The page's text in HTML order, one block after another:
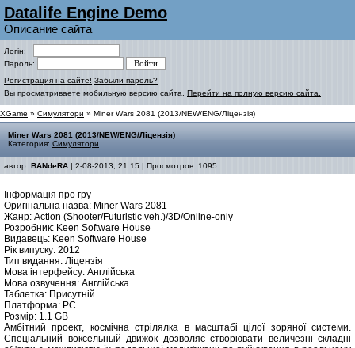
Datalife Engine Demo
Описание сайта
Логін:
Пароль:
Регистрация на сайте! Забыли пароль?
Вы просматриваете мобильную версию сайта. Перейти на полную версию сайта.
XGame » Симулятори » Miner Wars 2081 (2013/NEW/ENG/Ліцензія)
Miner Wars 2081 (2013/NEW/ENG/Ліцензія)
Категория: Симулятори
автор: BANdeRA | 2-08-2013, 21:15 | Просмотров: 1095
Інформація про гру
Оригінальна назва: Miner Wars 2081
Жанр: Action (Shooter/Futuristic veh.)/3D/Online-only
Розробник: Keen Software House
Видавець: Keen Software House
Рік випуску: 2012
Тип видання: Ліцензія
Мова інтерфейсу: Англійська
Мова озвучення: Англійська
Таблетка: Присутній
Платформа: PC
Розмір: 1.1 GB
Амбітний проект, космічна стрілялка в масштабі цілої зоряної системи.
Спеціальний воксельный движок дозволяє створювати величезні складні